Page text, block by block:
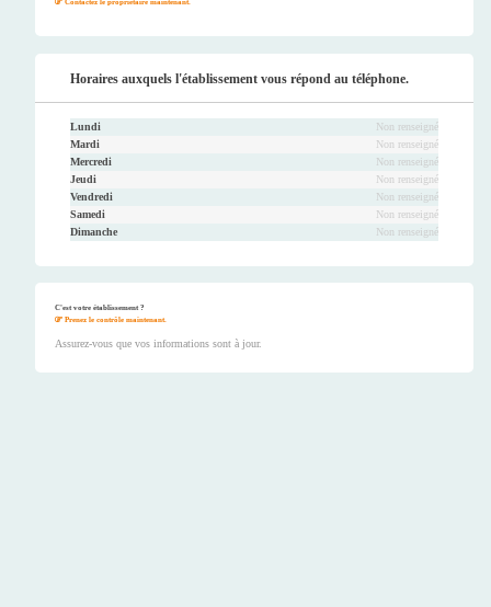
Contactez le propriétaire maintenant.
Horaires auxquels l'établissement vous répond au téléphone.
Lundi
Non renseigné
Mardi
Non renseigné
Mercredi
Non renseigné
Jeudi
Non renseigné
Vendredi
Non renseigné
Samedi
Non renseigné
Dimanche
Non renseigné
C'est votre établissement ?
Prenez le contrôle maintenant.
Assurez-vous que vos informations sont à jour.